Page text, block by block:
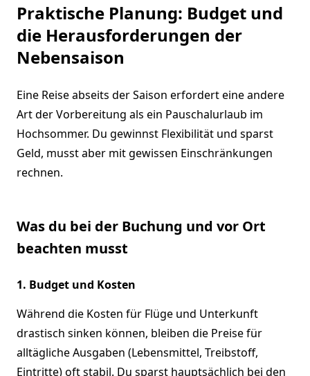
Praktische Planung: Budget und
die Herausforderungen der
Nebensaison
Eine Reise abseits der Saison erfordert eine andere
Art der Vorbereitung als ein Pauschalurlaub im
Hochsommer. Du gewinnst Flexibilität und sparst
Geld, musst aber mit gewissen Einschränkungen
rechnen.
Was du bei der Buchung und vor Ort
beachten musst
1. Budget und Kosten
Während die Kosten für Flüge und Unterkunft
drastisch sinken können, bleiben die Preise für
alltägliche Ausgaben (Lebensmittel, Treibstoff,
Eintritte) oft stabil. Du sparst hauptsächlich bei den